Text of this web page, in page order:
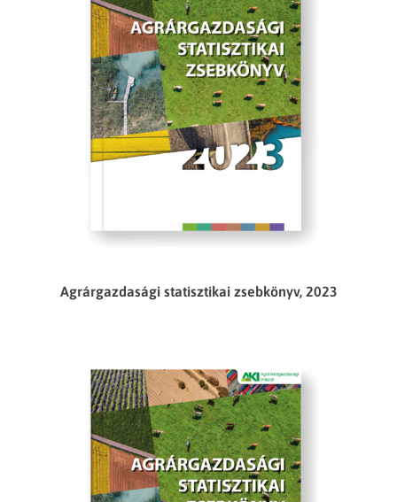
Agrárgazdasági statisztikai zsebkönyv, 2023